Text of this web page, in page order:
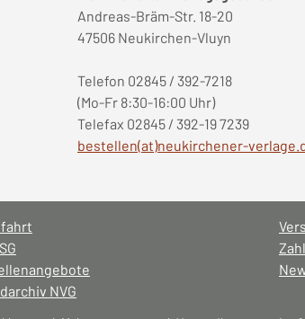
Andreas-Bräm-Str. 18-20
47506 Neukirchen-Vluyn
Telefon 02845 / 392-7218
(Mo-Fr 8:30-16:00 Uhr)
Telefax 02845 / 392-19 7239
bestellen(at)neukirchener-
NVG